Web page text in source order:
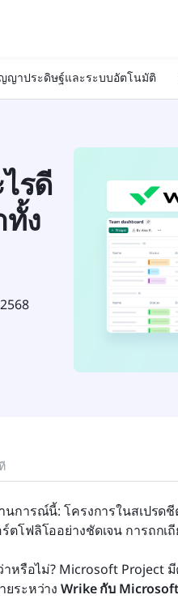
ญาประดิษฐ์และระบบอัตโนมัติ
รดี
ง
นการณ์นี้: โครงการในสเปรด
โฟลิโออย่างชัดเจน การถกเ
าหรือไม่? Microsoft Project
ยระหว่าง Wrike กับ